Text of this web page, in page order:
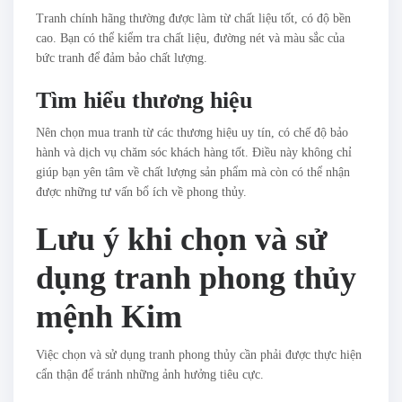
Tranh chính hãng thường được làm từ chất liệu tốt, có độ bền
cao. Bạn có thể kiểm tra chất liệu, đường nét và màu sắc của
bức tranh để đảm bảo chất lượng.
Tìm hiểu thương hiệu
Nên chọn mua tranh từ các thương hiệu uy tín, có chế độ bảo
hành và dịch vụ chăm sóc khách hàng tốt. Điều này không chỉ
giúp bạn yên tâm về chất lượng sản phẩm mà còn có thể nhận
được những tư vấn bổ ích về phong thủy.
Lưu ý khi chọn và sử
dụng tranh phong thủy
mệnh Kim
Việc chọn và sử dụng tranh phong thủy cần phải được thực hiện
cẩn thận để tránh những ảnh hưởng tiêu cực.